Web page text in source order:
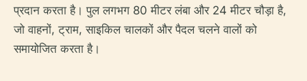
प्रदान करता है। पुल लगभग 80 मीटर लंबा और 24 मीटर चौड़ा है,
जो वाहनों, ट्राम, साइकिल चालकों और पैदल चलने वालों को
समायोजित करता है।